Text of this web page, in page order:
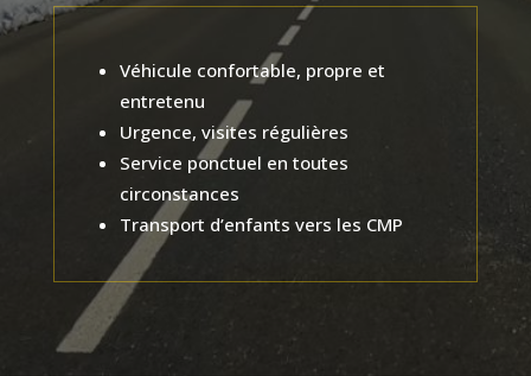
Véhicule confortable, propre et
entretenu
Urgence, visites régulières
Service ponctuel en toutes
circonstances
Transport d’enfants vers les CMP